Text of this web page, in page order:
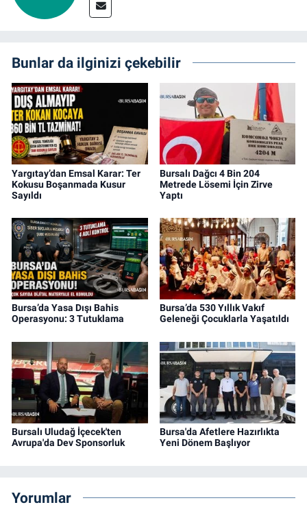
Bunlar da ilginizi çekebilir
Yargıtay’dan Emsal Karar: Ter
Kokusu Boşanmada Kusur
Sayıldı
Bursalı Dağcı 4 Bin 204
Metrede Lösemi İçin Zirve
Yaptı
Bursa’da Yasa Dışı Bahis
Operasyonu: 3 Tutuklama
Bursa’da 530 Yıllık Vakıf
Geleneği Çocuklarla Yaşatıldı
Bursalı Uludağ İçecek'ten
Avrupa'da Dev Sponsorluk
Bursa'da Afetlere Hazırlıkta
Yeni Dönem Başlıyor
Yorumlar